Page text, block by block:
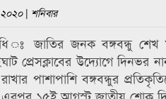
| শনিবার
ঃ জাতির জনক বঙ্গবন্ধু
প্রেসক্লাবের উদ্যোগে দিনভর
পাশাপাশি বঙ্গবন্ধুর